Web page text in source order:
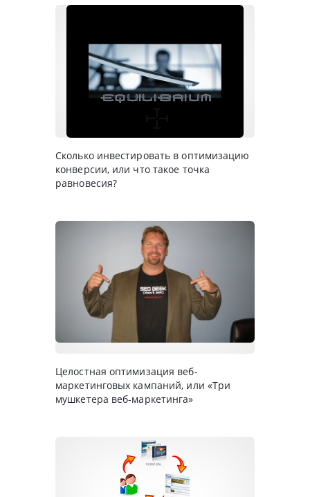
Сколько инвестировать в оптимизацию
конверсии, или что такое точка
равновесия?
Целостная оптимизация веб-
маркетинговых кампаний, или «Три
мушкетера веб-маркетинга»